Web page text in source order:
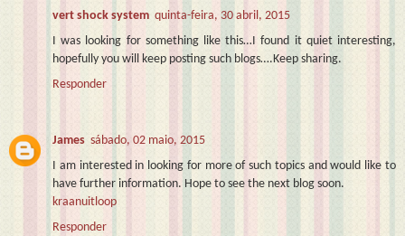
vert shock system quinta-feira, 30 abril, 2015
I was looking for something like this…I found it quiet interesting,
hopefully you will keep posting such blogs….Keep sharing.
Responder
James sábado, 02 maio, 2015
I am interested in looking for more of such topics and would like to
have further information. Hope to see the next blog soon.
kraanuitloop
Responder